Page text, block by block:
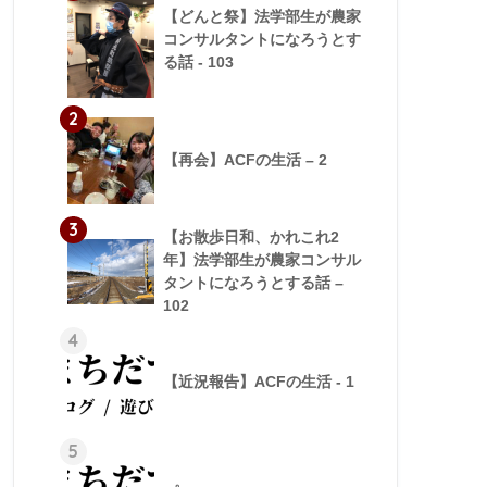
【どんと祭】法学部生が農家
コンサルタントになろうとす
る話 - 103
2
【再会】ACFの生活 – 2
3
【お散歩日和、かれこれ2
年】法学部生が農家コンサル
タントになろうとする話 –
102
4
【近況報告】ACFの生活 - 1
5